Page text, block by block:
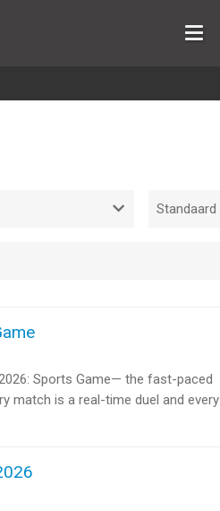
Sports Game— the fast-paced
match is a real-time duel and every